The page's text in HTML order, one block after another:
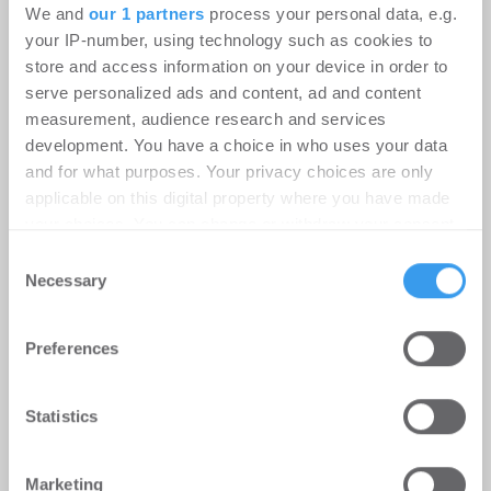
We and our 1 partners process your personal data, e.g.
your IP-number, using technology such as cookies to
store and access information on your device in order to
serve personalized ads and content, ad and content
measurement, audience research and services
development. You have a choice in who uses your data
and for what purposes. Your privacy choices are only
applicable on this digital property where you have made
the Privacy trigger icon.
Find out more about how your personal data is processed
and set your preferences in the
We use cookies to personalise content and ads, to
provide social media features and to analyse our traffic.
Selection
Necessary
Preferences
Statistics
Marketing
unter Druck
Anhaltende Hitze wird zum Risiko für
Rechenzentren: Steigende Außentemperaturen
den ...